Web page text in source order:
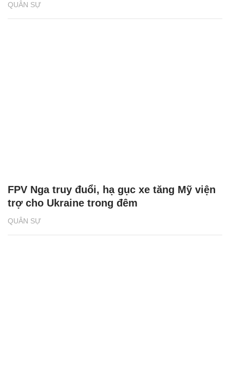
QUÂN SỰ
QUÂN SỰ
FPV Nga truy đuổi, hạ gục xe tăng Mỹ viện
trợ cho Ukraine trong đêm